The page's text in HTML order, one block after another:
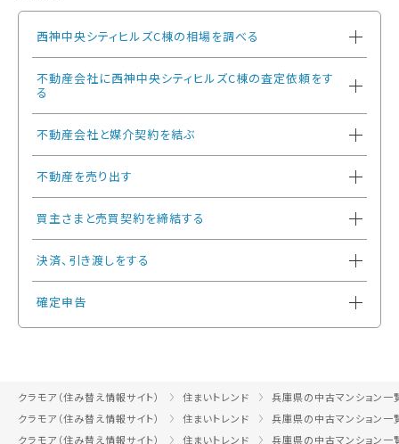
西神中央シティヒルズC棟の相場を調べる
不動産会社に西神中央シティヒルズC棟の査定依頼をす
る
不動産会社と媒介契約を結ぶ
不動産を売り出す
買主さまと売買契約を締結する
決済、引き渡しをする
確定申告
クラモア（住み替え情報サイト） 住まいトレンド
兵庫県の中古マンション一
クラモア（住み替え情報サイト）
住まいトレンド
兵庫県の中古マンション一
クラモア（住み替え情報サイト）
住まいトレンド
兵庫県の中古マンション一